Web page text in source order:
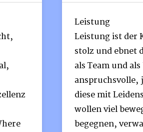
Leistung
Leistung ist der
stolz und ebnet
als Team und
anspruchsvolle,
diese mit
wollen viel
begegnen,